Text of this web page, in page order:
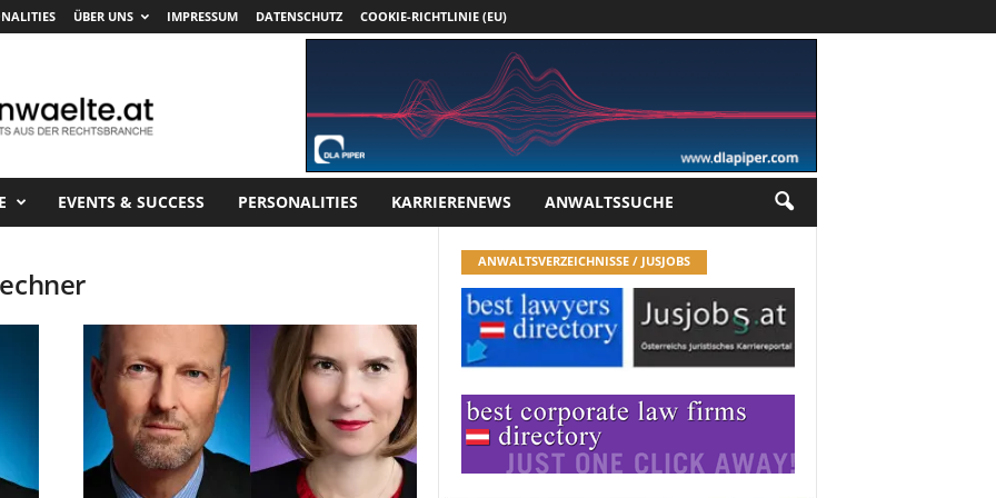
ÜBER UNS IMPRESSUM DATENSCHUTZ COOKIE-RICHTLINIE (EU)
EVENTS & SUCCESS PERSONALITIES KARRIERENEWS ANWALTSSUCHE
ANWALTSVERZEICHNISSE / JUSJOBS